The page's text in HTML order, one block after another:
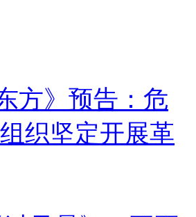
方》预告：危
织坚定开展革